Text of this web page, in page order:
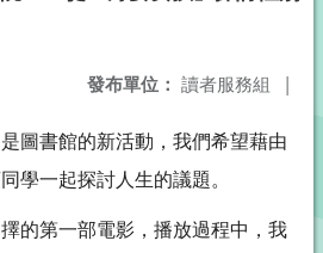
發布單位： 讀者服務組 |
圖書館的新活動，我們希望藉由
學一起探討人生的議題。
的第一部電影，播放過程中，我